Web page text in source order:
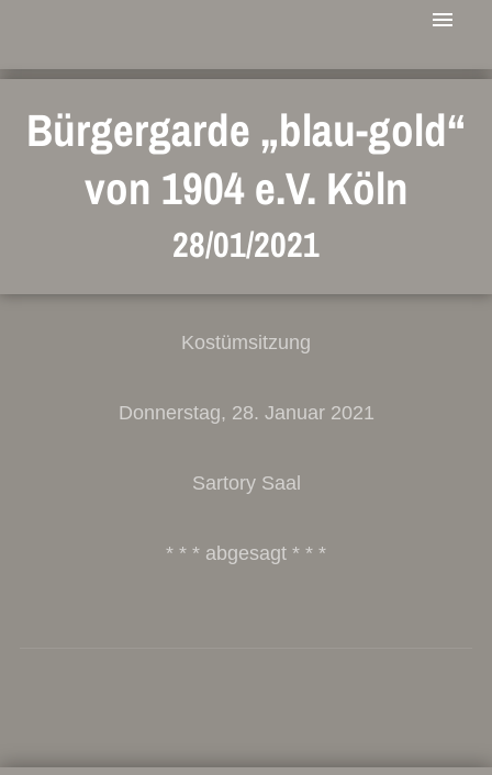
Bürgergarde „blau-gold“
von 1904 e.V. Köln
28/01/2021
Kostümsitzung
Donnerstag, 28. Januar 2021
Sartory Saal
* * * abgesagt * * *